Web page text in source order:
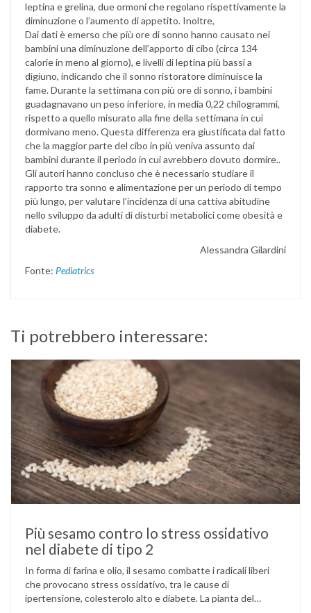
leptina e grelina, due ormoni che regolano rispettivamente la
diminuzione o l’aumento di appetito. Inoltre,
Dai dati è emerso che più ore di sonno hanno causato nei
bambini una diminuzione dell’apporto di cibo (circa 134
calorie in meno al giorno), e livelli di leptina più bassi a
digiuno, indicando che il sonno ristoratore diminuisce la
fame. Durante la settimana con più ore di sonno, i bambini
guadagnavano un peso inferiore, in media 0,22 chilogrammi,
rispetto a quello misurato alla fine della settimana in cui
dormivano meno. Questa differenza era giustificata dal fatto
che la maggior parte del cibo in più veniva assunto dai
bambini durante il periodo in cui avrebbero dovuto dormire..
Gli autori hanno concluso che è necessario studiare il
rapporto tra sonno e alimentazione per un periodo di tempo
più lungo, per valutare l’incidenza di una cattiva abitudine
nello sviluppo da adulti di disturbi metabolici come obesità e
diabete.
Alessandra Gilardini
Fonte: Pediatrics
Ti potrebbero interessare:
Più sesamo contro lo stress ossidativo
nel diabete di tipo 2
In forma di farina e olio, il sesamo combatte i radicali liberi
che provocano stress ossidativo, tra le cause di
ipertensione, colesterolo alto e diabete. La pianta del